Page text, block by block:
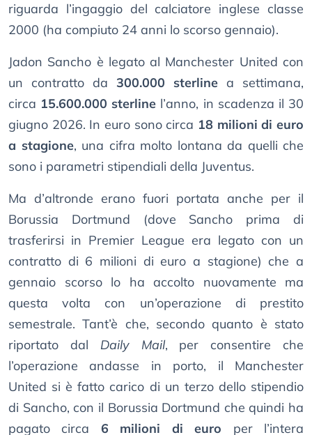
riguarda l’ingaggio del calciatore inglese classe
2000 (ha compiuto 24 anni lo scorso gennaio).
Jadon Sancho è legato al Manchester United con
un contratto da 300.000 sterline a settimana,
circa 15.600.000 sterline l’anno, in scadenza il 30
giugno 2026. In euro sono circa 18 milioni di euro
a stagione, una cifra molto lontana da quelli che
sono i parametri stipendiali della Juventus.
Ma d’altronde erano fuori portata anche per il
Borussia Dortmund (dove Sancho prima di
trasferirsi in Premier League era legato con un
contratto di 6 milioni di euro a stagione) che a
gennaio scorso lo ha accolto nuovamente ma
questa volta con un’operazione di prestito
semestrale. Tant’è che, secondo quanto è stato
riportato dal Daily Mail, per consentire che
l’operazione andasse in porto, il Manchester
United si è fatto carico di un terzo dello stipendio
di Sancho, con il Borussia Dortmund che quindi ha
pagato circa 6 milioni di euro per l’intera